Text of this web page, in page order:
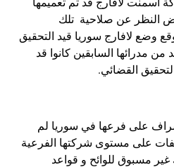
النظر عن صلاحية تلك
وضع لافارج سوريا قيد التحقيق
من مدرائها السابقين كانوا قد
القضائي.
على فرعها في سوريا لم
على مستوى شركتها الفرعية
غير مسبوق للوائح و قواعد